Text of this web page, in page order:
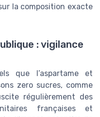
la composition exacte
: vigilance
que l’aspartame et
zero sucres, comme
régulièrement des
françaises et